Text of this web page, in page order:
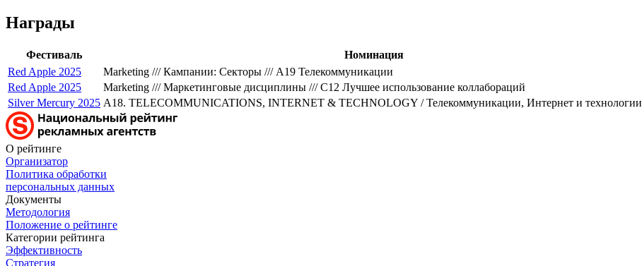
Награды
Фестиваль Номинация
Red Apple 2025
Marketing /// Кампании: Секторы /// A19 Телекоммуникации
Red Apple 2025
Marketing /// Маркетинговые дисциплины /// C12 Лучшее использование коллабораций
Silver Mercury 2025 A18. TELECOMMUNICATIONS, INTERNET & TECHNOLOGY / Телекоммуникации, Интернет и технологии
О рейтинге
Организатор
Политика обработки
персональных данных
Документы
Методология
Положение о рейтинге
Категории рейтинга
Эффективность
Стратегия